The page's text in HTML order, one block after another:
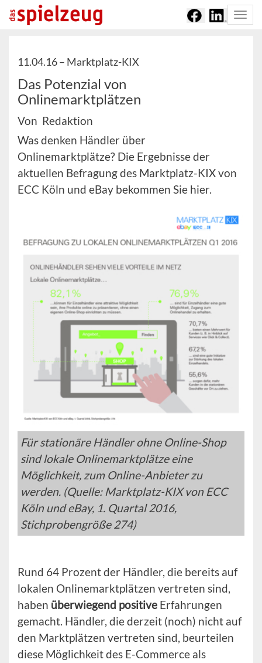
11.04.16 – Marktplatz-KIX
Das Potenzial von
Onlinemarktplätzen
Von Redaktion
Was denken Händler über
Onlinemarktplätze? Die Ergebnisse der
aktuellen Befragung des Marktplatz-KIX von
ECC Köln und eBay bekommen Sie hier.
Für stationäre Händler ohne Online-Shop
sind lokale Onlinemarktplätze eine
Möglichkeit, zum Online-Anbieter zu
werden. (Quelle: Marktplatz-KIX von ECC
Köln und eBay, 1. Quartal 2016,
Stichprobengröße 274)
Rund 64 Prozent der Händler, die bereits auf
lokalen Onlinemarktplätzen vertreten sind,
haben überwiegend positive Erfahrungen
gemacht. Händler, die derzeit (noch) nicht auf
den Marktplätzen vertreten sind, beurteilen
diese Möglichkeit des E-Commerce als